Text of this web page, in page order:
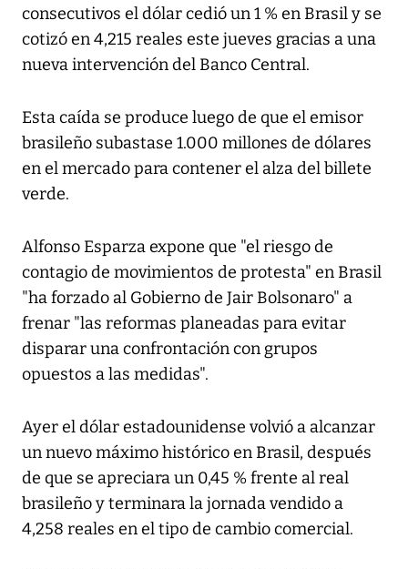
consecutivos el dólar cedió un 1 % en Brasil y se
cotizó en 4,215 reales este jueves gracias a una
nueva intervención del Banco Central.
Esta caída se produce luego de que el emisor
brasileño subastase 1.000 millones de dólares
en el mercado para contener el alza del billete
verde.
Alfonso Esparza expone que "el riesgo de
contagio de movimientos de protesta" en Brasil
"ha forzado al Gobierno de Jair Bolsonaro" a
frenar "las reformas planeadas para evitar
disparar una confrontación con grupos
opuestos a las medidas".
Ayer el dólar estadounidense volvió a alcanzar
un nuevo máximo histórico en Brasil, después
de que se apreciara un 0,45 % frente al real
brasileño y terminara la jornada vendido a
4,258 reales en el tipo de cambio comercial.